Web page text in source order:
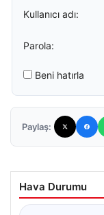
Kullanıcı adı:
Parola:
Beni hatırla
Paylaş:
Hava Durumu